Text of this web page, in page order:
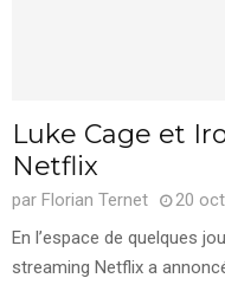
Luke Cage et
Netflix
par Florian Ternet
20
En l’espace de quelques
streaming Netflix a